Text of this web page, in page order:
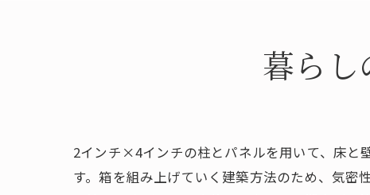
暮らし
2インチ×4インチの柱とパネルを用いて、床と
す。箱を組み上げていく建築方法のため、気